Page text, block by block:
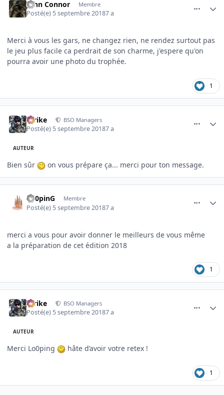
John Connor Membre
Posté(e) 5 septembre 20187 a
Merci à vous les gars, ne changez rien, ne rendez surtout pas
le jeu plus facile ca perdrait de son charme, j'espere qu'on
pourra avoir une photo du trophée.
1
Strike BSO Managers
Posté(e) 5 septembre 20187 a
AUTEUR
Bien sûr on vous prépare ça... merci pour ton message.
Lo0pinG Membre
Posté(e) 5 septembre 20187 a
merci a vous pour avoir donner le meilleurs de vous même
a la préparation de cet édition 2018
1
Strike BSO Managers
Posté(e) 5 septembre 20187 a
AUTEUR
Merci Lo0ping hâte d’avoir votre retex !
1